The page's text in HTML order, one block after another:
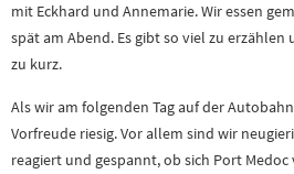
mit Eckhard und Annemarie. Wir essen
spät am Abend. Es gibt so viel zu
zu kurz.
Als wir am folgenden Tag auf der
Vorfreude riesig. Vor allem sind wir
reagiert und gespannt, ob sich Port